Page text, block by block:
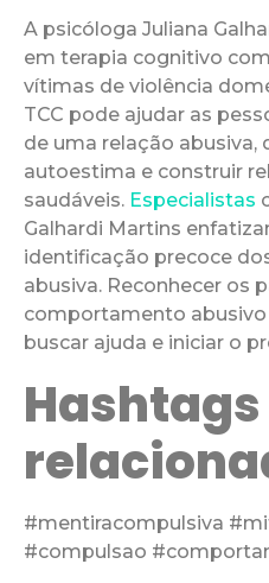
A psicóloga Juliana
em terapia cognitivo
vítimas de violência
TCC pode ajudar as
de uma relação abusiva,
autoestima e construir
saudáveis. Especialistas
Galhardi Martins
identificação precoce
abusiva. Reconhecer os
comportamento
buscar ajuda e iniciar o
Hashtags
#mentiracompulsiva
#compulsao